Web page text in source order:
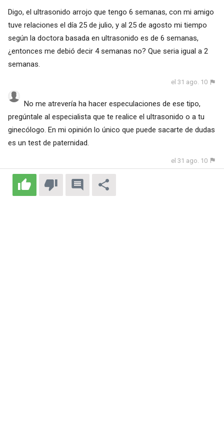
Digo, el ultrasonido arrojo que tengo 6 semanas, con mi amigo
tuve relaciones el día 25 de julio, y al 25 de agosto mi tiempo
según la doctora basada en ultrasonido es de 6 semanas,
¿entonces me debió decir 4 semanas no? Que seria igual a 2
semanas.
el 31 ago. 10
No me atrevería ha hacer especulaciones de ese tipo,
pregúntale al especialista que te realice el ultrasonido o a tu
ginecólogo. En mi opinión lo único que puede sacarte de dudas
es un test de paternidad.
el 31 ago. 10